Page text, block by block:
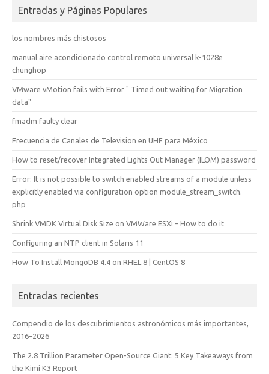
Entradas y Páginas Populares
los nombres más chistosos
manual aire acondicionado control remoto universal k-1028e
chunghop
VMware vMotion fails with Error " Timed out waiting for Migration
data"
fmadm faulty clear
Frecuencia de Canales de Television en UHF para México
How to reset/recover Integrated Lights Out Manager (ILOM) password
Error: It is not possible to switch enabled streams of a module unless
explicitly enabled via configuration option module_stream_switch.
php
Shrink VMDK Virtual Disk Size on VMWare ESXi – How to do it
Configuring an NTP client in Solaris 11
How To Install MongoDB 4.4 on RHEL 8 | CentOS 8
Entradas recientes
Compendio de los descubrimientos astronómicos más importantes,
2016–2026
The 2.8 Trillion Parameter Open-Source Giant: 5 Key Takeaways from
the Kimi K3 Report